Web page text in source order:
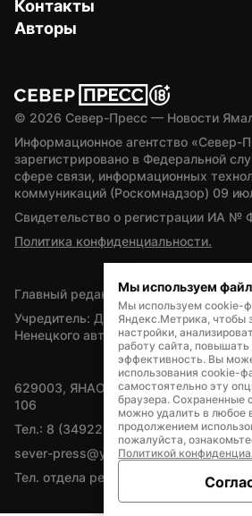
Контакты
Авторы
© 2026 Север-Пресс — Новости
Информационное агентство «Север-
зарегистрировано в Федеральной
сфере связи, информационных
коммуникаций (Роскомнадзор) 09
Свидетельство о регистрации ИА №
Политика конфиденциальности.
Главный редактор — А.Л. Поздеев
Учредитель: Департамент
Ненецкого автономного округа
629003, ЯНАО, Салехард, мкр.
106
Тел.: 8 (34922) 71262
sever-press@yamal-media.ru
Тел. отдела рекламы: 8 (34922)
Мы используем
Мы используем cookie-
Яндекс.Метрика, чтобы
настройки,
работу сайта, повышать
эффективность. Вы
использования cookie-
самостоятельно эту
браузера. Сохраненные
можно удалить в любое
продолжением
пожалуйста,
Политикой